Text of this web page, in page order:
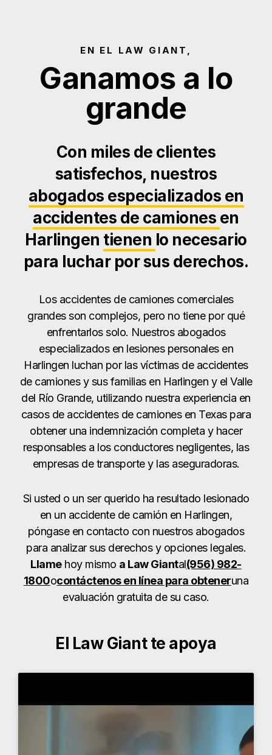
EN EL LAW GIANT,
Ganamos a lo
grande
Con miles de clientes
satisfechos, nuestros
abogados especializados en
accidentes de camiones en
Harlingen tienen lo necesario
para luchar por sus derechos.
Los accidentes de camiones comerciales
grandes son complejos, pero no tiene por qué
enfrentarlos solo. Nuestros abogados
especializados en lesiones personales en
Harlingen luchan por las víctimas de accidentes
de camiones y sus familias en Harlingen y el Valle
del Río Grande, utilizando nuestra experiencia en
casos de accidentes de camiones en Texas para
obtener una indemnización completa y hacer
responsables a los conductores negligentes, las
empresas de transporte y las aseguradoras.
Si usted o un ser querido ha resultado lesionado
en un accidente de camión en Harlingen,
póngase en contacto con nuestros abogados
para analizar sus derechos y opciones legales.
Llamehoy mismo a Law Giantal(956) 982-
1800ocontáctenos en línea para obteneruna
evaluación gratuita de su caso.
El Law Giant te apoya